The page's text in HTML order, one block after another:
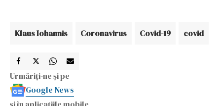
Klaus Iohannis Coronavirus Covid-19 covid
Urmăriți-ne și pe
Google News
și în aplicațiile mobile